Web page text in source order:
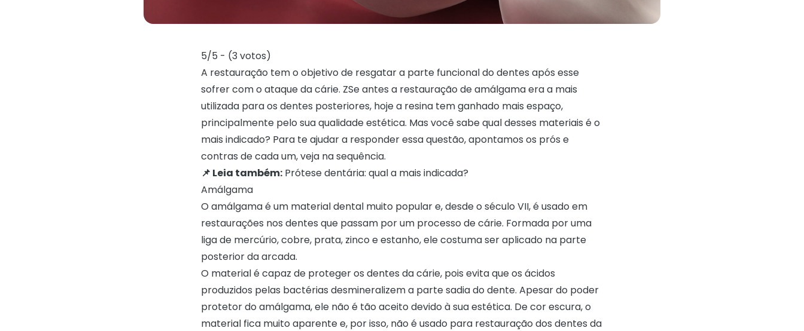
5/5 - (3 votos)
A restauração tem o objetivo de resgatar a parte funcional do dentes após esse
sofrer com o ataque da cárie. ZSe antes a restauração de amálgama era a mais
utilizada para os dentes posteriores, hoje a resina tem ganhado mais espaço,
principalmente pelo sua qualidade estética. Mas você sabe qual desses materiais é o
mais indicado? Para te ajudar a responder essa questão, apontamos os prós e
contras de cada um, veja na sequência.
📌 Leia também: Prótese dentária: qual a mais indicada?
Amálgama
O amálgama é um material dental muito popular e, desde o século VII, é usado em
restaurações nos dentes que passam por um processo de cárie. Formada por uma
liga de mercúrio, cobre, prata, zinco e estanho, ele costuma ser aplicado na parte
posterior da arcada.
O material é capaz de proteger os dentes da cárie, pois evita que os ácidos
produzidos pelas bactérias desmineralizem a parte sadia do dente. Apesar do poder
protetor do amálgama, ele não é tão aceito devido à sua estética. De cor escura, o
material fica muito aparente e, por isso, não é usado para restauração dos dentes da